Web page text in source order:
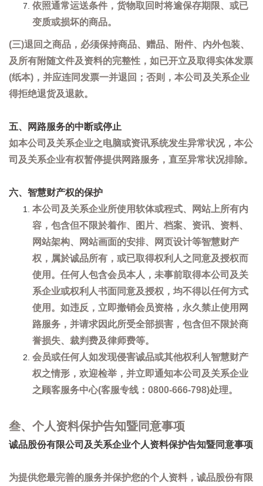
依照通常运送条件，货物取回时将逾保存期限、或已
变质或损坏的商品。
(三)退回之商品，必须保持商品、赠品、附件、内外包装、
及所有附随文件及资料的完整性，如已开立及取得实体发票
(纸本)，并应连同发票一并退回；否则，本公司及关系企业
得拒绝退货及退款。
五、网路服务的中断或停止
如本公司及关系企业之电脑或资讯系统发生异常状况，本公
司及关系企业有权暂停提供网路服务，直至异常状况排除。
六、智慧财产权的保护
本公司及关系企业所使用软体或程式、网站上所有内
容，包含但不限於着作、图片、档案、资讯、资料、
网站架构、网站画面的安排、网页设计等智慧财产
权，属於诚品所有，或已取得权利人之同意及授权而
使用。任何人包含会员本人，未事前取得本公司及关
系企业或权利人书面同意及授权，均不得以任何方式
使用。如违反，立即撤销会员资格，永久禁止使用网
路服务，并请求因此所受全部损害，包含但不限於商
誉损失、裁判费及律师费等。
会员或任何人如发现侵害诚品或其他权利人智慧财产
权之情形，欢迎检举，并立即通知本公司及关系企业
之顾客服务中心(客服专线：0800-666-798)处理。
叁、个人资料保护告知暨同意事项
诚品股份有限公司及关系企业个人资料保护告知暨同意事项
为提供您最完善的服务并保护您的个人资料，诚品股份有限